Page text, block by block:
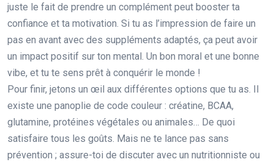
juste le fait de prendre un complément peut booster ta
confiance et ta motivation. Si tu as l’impression de faire un
pas en avant avec des suppléments adaptés, ça peut avoir
un impact positif sur ton mental. Un bon moral et une bonne
vibe, et tu te sens prêt à conquérir le monde !
Pour finir, jetons un œil aux différentes options que tu as. Il
existe une panoplie de code couleur : créatine, BCAA,
glutamine, protéines végétales ou animales… De quoi
satisfaire tous les goûts. Mais ne te lance pas sans
prévention ; assure-toi de discuter avec un nutritionniste ou